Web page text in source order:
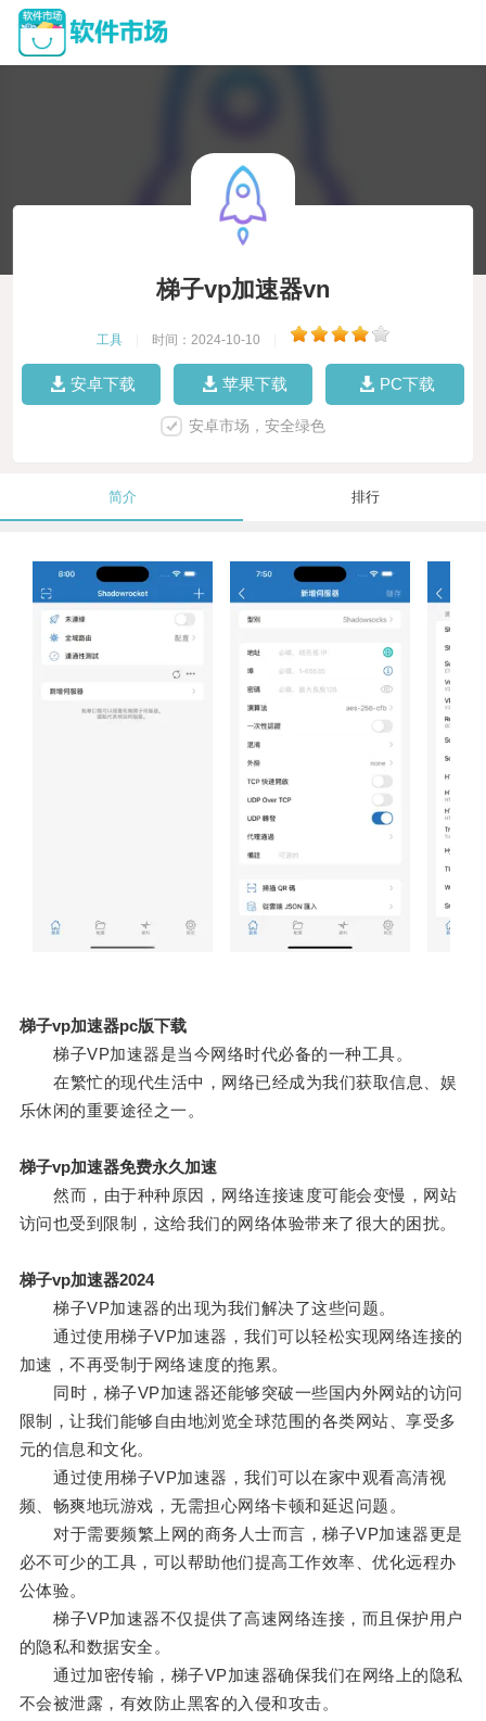
梯子vp加速器vn
工具 时间：2024-10-10
安卓下载 苹果下载 PC下载
安卓市场，安全绿色
简介 排行
梯子vp加速器pc版下载
梯子VP加速器是当今网络时代必备的一种工具。
在繁忙的现代生活中，网络已经成为我们获取信息、娱
乐休闲的重要途径之一。
梯子vp加速器免费永久加速
然而，由于种种原因，网络连接速度可能会变慢，网站
访问也受到限制，这给我们的网络体验带来了很大的困扰。
梯子vp加速器2024
梯子VP加速器的出现为我们解决了这些问题。
通过使用梯子VP加速器，我们可以轻松实现网络连接的
加速，不再受制于网络速度的拖累。
同时，梯子VP加速器还能够突破一些国内外网站的访问
限制，让我们能够自由地浏览全球范围的各类网站、享受多
元的信息和文化。
通过使用梯子VP加速器，我们可以在家中观看高清视
频、畅爽地玩游戏，无需担心网络卡顿和延迟问题。
对于需要频繁上网的商务人士而言，梯子VP加速器更是
必不可少的工具，可以帮助他们提高工作效率、优化远程办
公体验。
梯子VP加速器不仅提供了高速网络连接，而且保护用户
的隐私和数据安全。
通过加密传输，梯子VP加速器确保我们在网络上的隐私
不会被泄露，有效防止黑客的入侵和攻击。